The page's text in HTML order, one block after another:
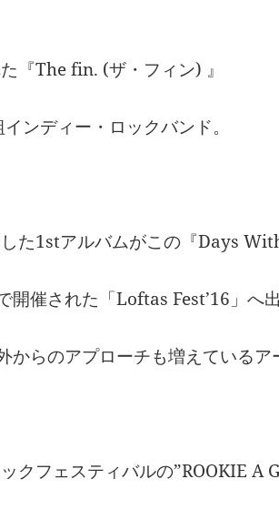
『The fin. (ザ・フィン) 』
ンディー・ロックバンド。
た1stアルバムがこの『Days
開催された「Loftas Fest’16」へ
からのアプローチも増えているア
クフェスティバルの”ROOKIE A